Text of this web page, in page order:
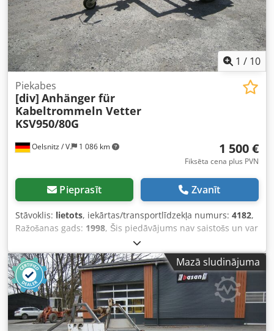
1 / 10
Oelsnitz / V. 1 086 km
Piekabes
[div] Anhänger für
Kabeltrommeln Vetter
KSV950/80G
1 500 €
Fiksēta cena plus PVN
Pieprasīt Zvanīt
Stāvoklis: lietots, iekārtas/transportlīdzekļa numurs: 4182,
Ražošanas gads: 1998, Šis piedāvājums nav saistošs un var
saturēt kļūdas. Par visiem datiem netiek sniegta garantija.
Djdpfx Agjzcbm Nsuock
Mazā sludinājuma